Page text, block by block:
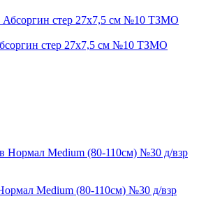
стер 27х7,5 см №10 ТЗМО
Medium (80-110см) №30 д/взр